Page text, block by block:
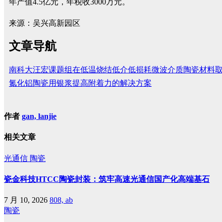
年产值4.5亿元，年税收3000万元。
来源：吴兴高新园区
文章导航
南科大汪宏课题组在低温烧结低介低损耗微波介质陶瓷材料
氮化铝陶瓷用银浆提高附着力的解决方案
作者 gan, lanjie
相关文章
光通信 陶瓷
瓷金科技HTCC陶瓷封装：筑牢高速光通信国产化高端基石
7 月 10, 2026 808, ab
陶瓷